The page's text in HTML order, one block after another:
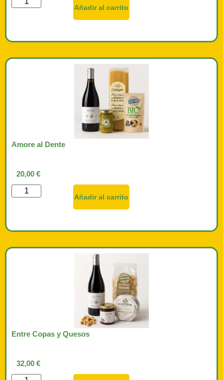
Añadir al carrito
Amore al Dente
20,00 €
Añadir al carrito
Entre Copas y Quesos
32,00 €